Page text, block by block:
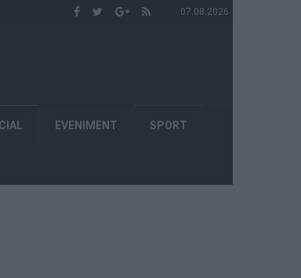
07.08.2026
EVENIMENT SPORT